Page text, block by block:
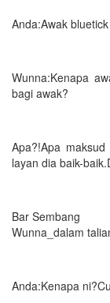
Anda:Awak
Wunna:Kenapa
bagi awak?
Apa?!Apa
layan dia baik-
Bar Sembang
Wunna_dalam
Anda:Kenapa